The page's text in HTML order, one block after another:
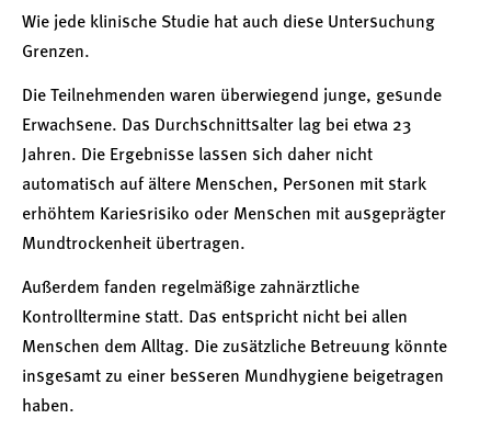
Wie jede klinische Studie hat auch diese Untersuchung
Grenzen.
Die Teilnehmenden waren überwiegend junge, gesunde
Erwachsene. Das Durchschnittsalter lag bei etwa 23
Jahren. Die Ergebnisse lassen sich daher nicht
automatisch auf ältere Menschen, Personen mit stark
erhöhtem Kariesrisiko oder Menschen mit ausgeprägter
Mundtrockenheit übertragen.
Außerdem fanden regelmäßige zahnärztliche
Kontrolltermine statt. Das entspricht nicht bei allen
Menschen dem Alltag. Die zusätzliche Betreuung könnte
insgesamt zu einer besseren Mundhygiene beigetragen
haben.